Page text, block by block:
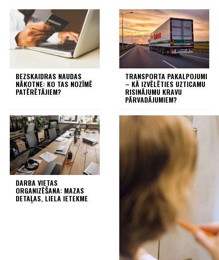
BEZSKAIDRAS NAUDAS
NĀKOTNE: KO TAS NOZĪMĒ
PATĒRĒTĀJIEM?
TRANSPORTA PAKALPOJUMI
– KĀ IZVĒLĒTIES UZTICAMU
RISINĀJUMU KRAVU
PĀRVADĀJUMIEM?
DARBA VIETAS
ORGANIZĒŠANA: MAZAS
DETAĻAS, LIELA IETEKME